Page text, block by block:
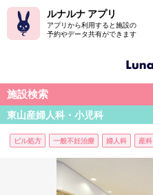
ルナルナ アプリ
アプリから利用すると施設の
予約やデータ共有ができます
施設検索
東山産婦人科・小児科
ピル処方 一般不妊治療 婦人科 産科